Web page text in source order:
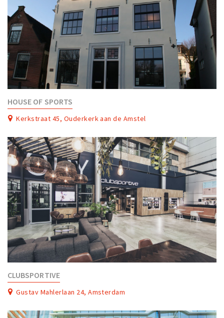
HOUSE OF SPORTS
Kerkstraat 45, Ouderkerk aan de Amstel
CLUBSPORTIVE
Gustav Mahlerlaan 24, Amsterdam